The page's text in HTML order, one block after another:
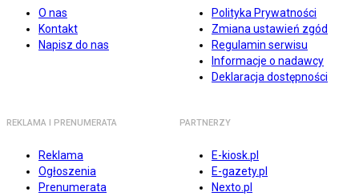
O nas
Kontakt
Napisz do nas
Polityka Prywatności
Zmiana ustawień zgód
Regulamin serwisu
Informacje o nadawcy
Deklaracja dostępności
REKLAMA I PRENUMERATA
Reklama
Ogłoszenia
Prenumerata
PARTNERZY
E-kiosk.pl
E-gazety.pl
Nexto.pl